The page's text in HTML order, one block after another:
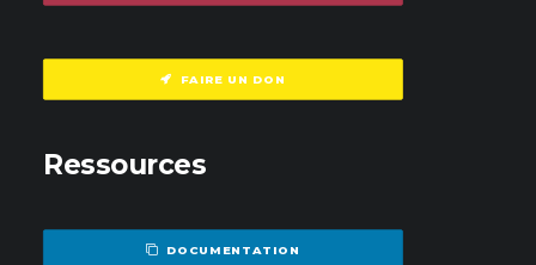
FAIRE UN DON
Ressources
DOCUMENTATION